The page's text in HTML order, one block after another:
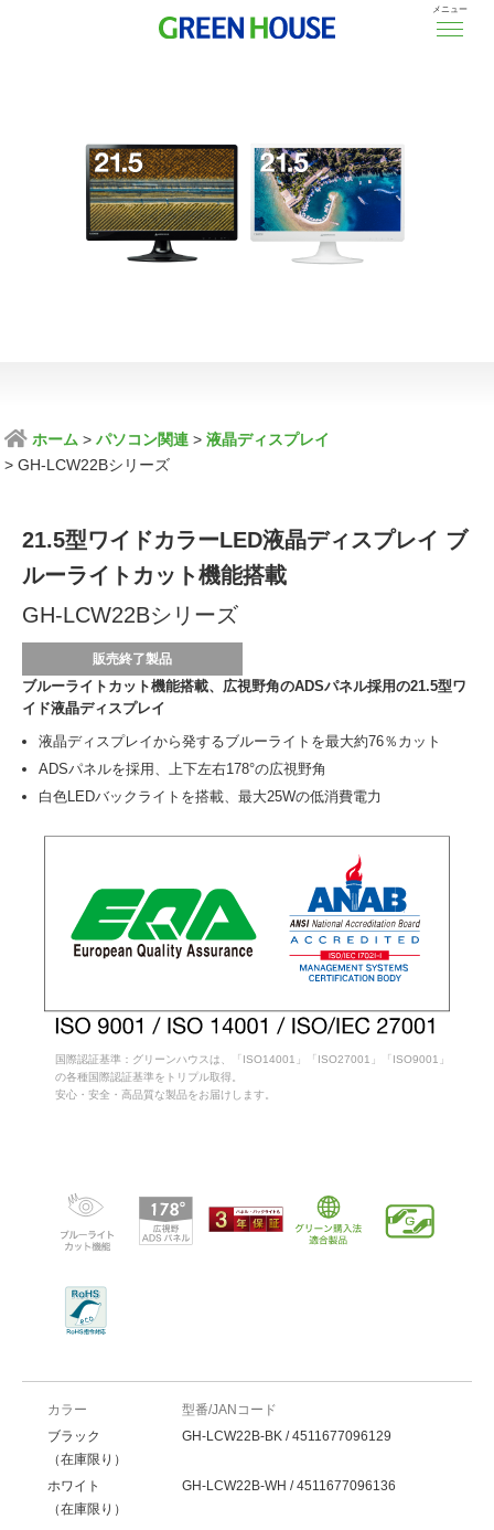
メニュー
ホーム パソコン関連
液晶ディスプレイ
GH-LCW22Bシリーズ
21.5型ワイドカラーLED液晶ディスプレイ ブ
ルーライトカット機能搭載
GH-LCW22Bシリーズ
販売終了製品
ブルーライトカット機能搭載、広視野角のADSパネル採用の21.5型ワ
イド液晶ディスプレイ
液晶ディスプレイから発するブルーライトを最大約76％カット
ADSパネルを採用、上下左右178°の広視野角
白色LEDバックライトを搭載、最大25Wの低消費電力
国際認証基準：グリーンハウスは、「ISO14001」「ISO27001」「ISO9001」
の各種国際認証基準をトリプル取得。
安心・安全・高品質な製品をお届けします。
カラー
型番/JANコード
ブラック
（在庫限り）
GH-LCW22B-BK / 4511677096129
ホワイト
（在庫限り）
GH-LCW22B-WH / 4511677096136